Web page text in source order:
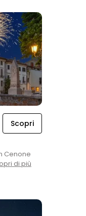
Scopri
Cenone
di più